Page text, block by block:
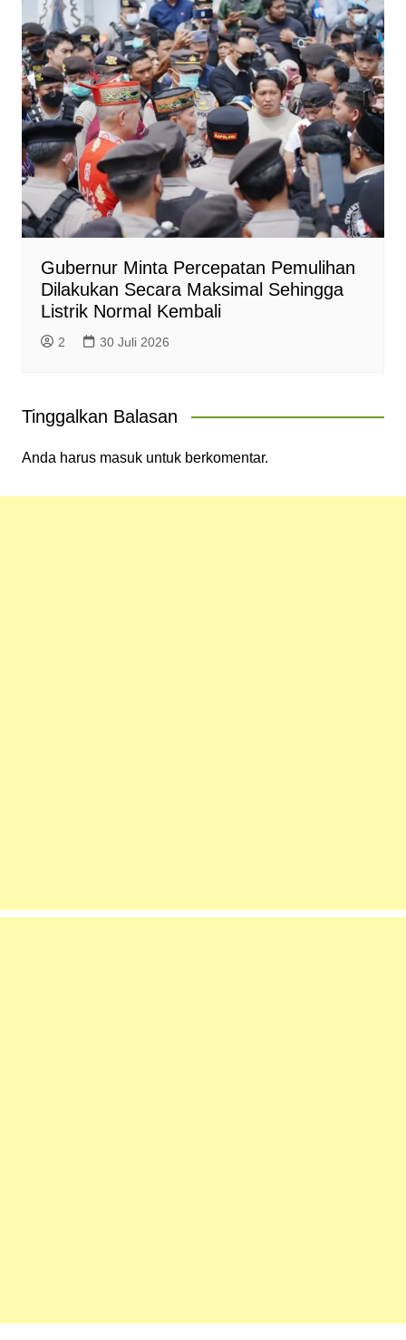
Gubernur Minta Percepatan Pemulihan
Dilakukan Secara Maksimal Sehingga
Listrik Normal Kembali
2 30 Juli 2026
Tinggalkan Balasan
Anda harus masukuntuk berkomentar.